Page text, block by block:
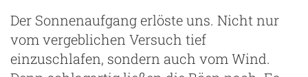
Der Sonnenaufgang erlöste uns. Nicht nur
vom vergeblichen Versuch tief
einzuschlafen, sondern auch vom Wind.